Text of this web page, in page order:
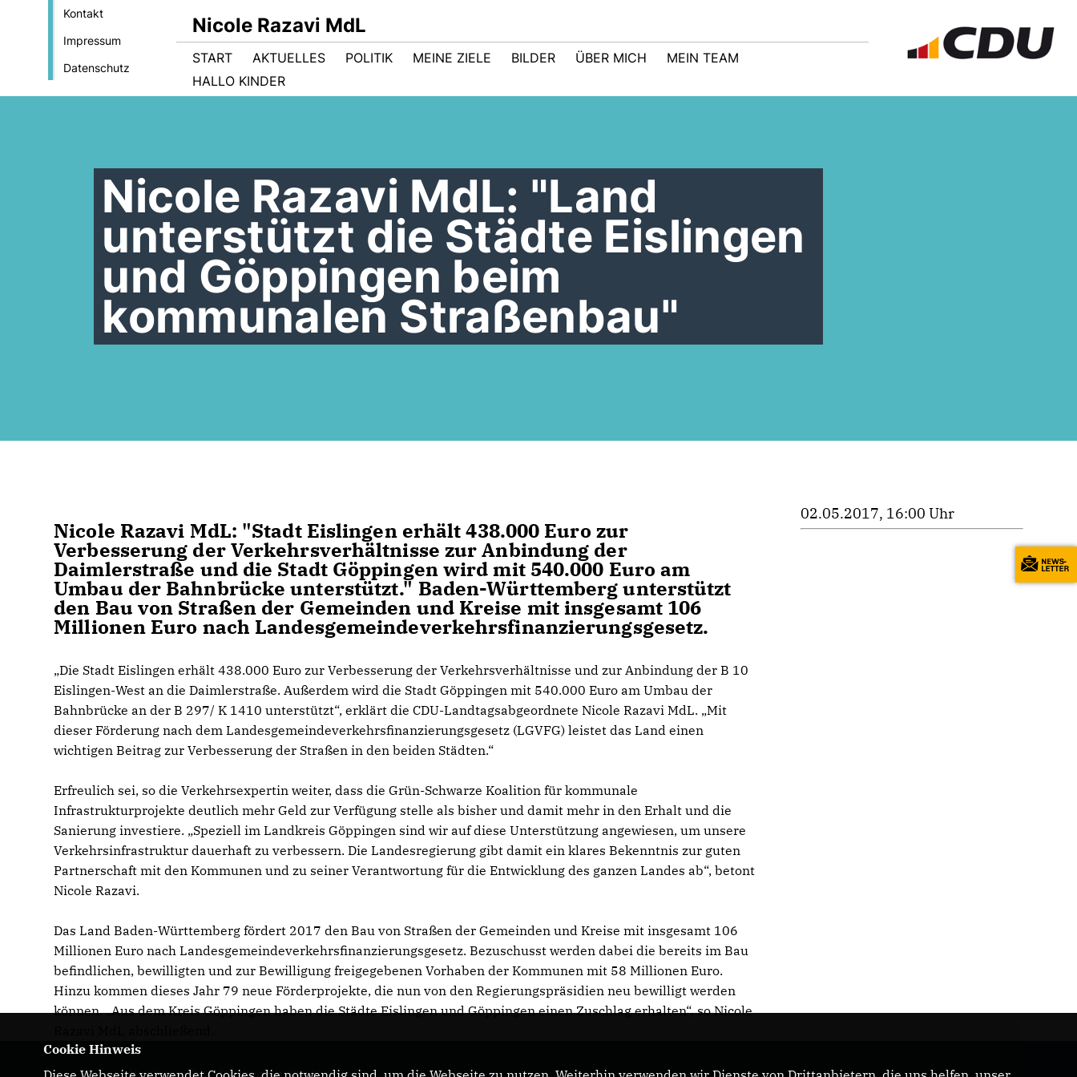
Kontakt
Impressum
Datenschutz
Nicole Razavi MdL
START AKTUELLES POLITIK MEINE ZIELE BILDER ÜBER MICH
MEIN TEAM
HALLO KINDER
Nicole Razavi MdL: "Land
unterstützt die Städte Eislingen
und Göppingen beim
kommunalen Straßenbau"
Nicole Razavi MdL: "Stadt Eislingen erhält 438.000 Euro zur
Verbesserung der Verkehrsverhältnisse zur Anbindung der
Daimlerstraße und die Stadt Göppingen wird mit 540.000 Euro am
Umbau der Bahnbrücke unterstützt." Baden-Württemberg unterstützt
den Bau von Straßen der Gemeinden und Kreise mit insgesamt 106
Millionen Euro nach Landesgemeindeverkehrsfinanzierungsgesetz.
Die Stadt Eislingen erhält 438.000 Euro zur Verbesserung der Verkehrsverhältnisse und zur Anbindung der B 10
Eislingen-West an die Daimlerstraße. Außerdem wird die Stadt Göppingen mit 540.000 Euro am Umbau der
Bahnbrücke an der B 297/ K 1410 unterstützt“, erklärt die CDU-Landtagsabgeordnete Nicole Razavi MdL. „Mit
dieser Förderung nach dem Landesgemeindeverkehrsfinanzierungsgesetz (LGVFG) leistet das Land einen
wichtigen Beitrag zur Verbesserung der Straßen in den beiden Städten.“
Erfreulich sei, so die Verkehrsexpertin weiter, dass die Grün-Schwarze Koalition für kommunale
Infrastrukturprojekte deutlich mehr Geld zur Verfügung stelle als bisher und damit mehr in den Erhalt und die
Sanierung investiere. „Speziell im Landkreis Göppingen sind wir auf diese Unterstützung angewiesen, um unsere
Verkehrsinfrastruktur dauerhaft zu verbessern. Die Landesregierung gibt damit ein klares Bekenntnis zur guten
Partnerschaft mit den Kommunen und zu seiner Verantwortung für die Entwicklung des ganzen Landes ab“, betont
Nicole Razavi.
Das Land Baden-Württemberg fördert 2017 den Bau von Straßen der Gemeinden und Kreise mit insgesamt 106
Millionen Euro nach Landesgemeindeverkehrsfinanzierungsgesetz. Bezuschusst werden dabei die bereits im Bau
befindlichen, bewilligten und zur Bewilligung freigegebenen Vorhaben der Kommunen mit 58 Millionen Euro.
Hinzu kommen dieses Jahr 79 neue Förderprojekte, die nun von den Regierungspräsidien neu bewilligt werden
können. „Aus dem Kreis Göppingen haben die Städte Eislingen und Göppingen einen Zuschlag erhalten“, so Nicole
02.05.2017, 16:00 Uhr
Hier finden Sie Informationen über Nicole
Cookie Hinweis